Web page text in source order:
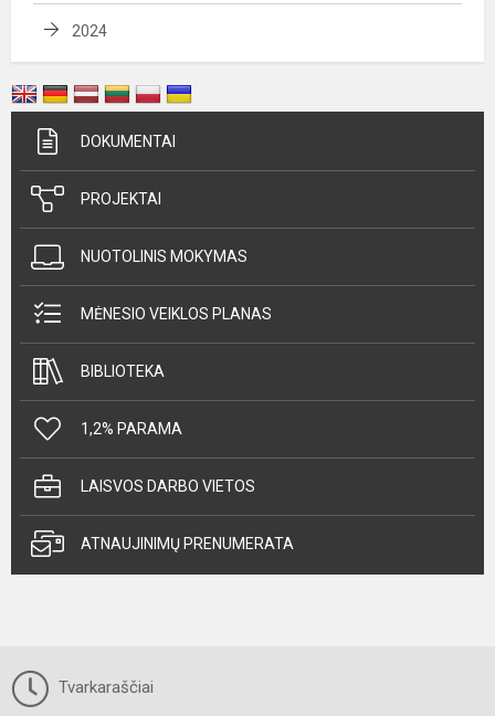
2024
DOKUMENTAI
PROJEKTAI
NUOTOLINIS MOKYMAS
MĖNESIO VEIKLOS PLANAS
BIBLIOTEKA
1,2% PARAMA
LAISVOS DARBO VIETOS
ATNAUJINIMŲ PRENUMERATA
Tvarkaraščiai